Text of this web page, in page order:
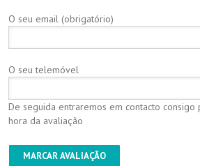
O seu email (obrigatório)
O seu telemóvel
De seguida entraremos em contacto consigo
hora da avaliação